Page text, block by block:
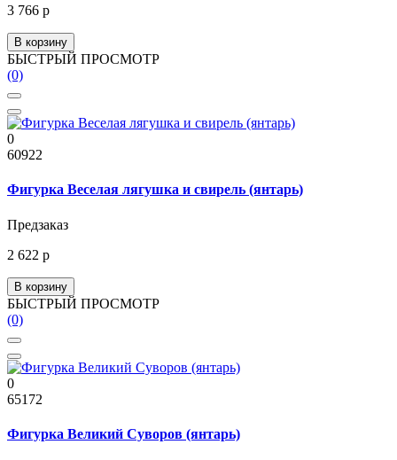
3 766 р
В корзину
БЫСТРЫЙ ПРОСМОТР
(0)
0
60922
Фигурка Веселая лягушка и свирель (янтарь)
Предзаказ
2 622 р
В корзину
БЫСТРЫЙ ПРОСМОТР
(0)
0
65172
Фигурка Великий Суворов (янтарь)